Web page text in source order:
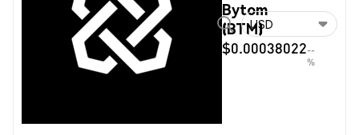
Bytom
(BTM)
$0.00038022--
%
USD